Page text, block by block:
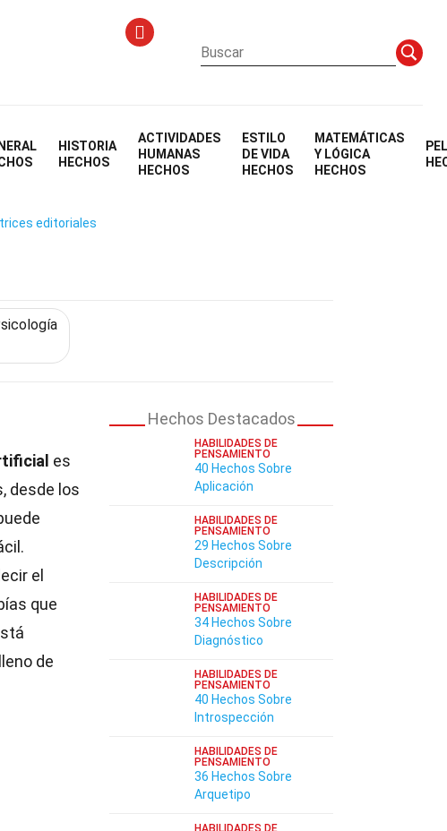
HISTORIA
HECHOS
ACTIVIDADES
HUMANAS
HECHOS
ESTILO
DE VIDA
HECHOS
MATEMÁTICAS
Y LÓGICA
HECHOS
editoriales
es
desde los
el
que
de
Hechos Destacados
HABILIDADES DE
PENSAMIENTO
40 Hechos Sobre
Aplicación
HABILIDADES DE
PENSAMIENTO
29 Hechos Sobre
Descripción
HABILIDADES DE
PENSAMIENTO
34 Hechos Sobre
Diagnóstico
HABILIDADES DE
PENSAMIENTO
40 Hechos Sobre
Introspección
HABILIDADES DE
PENSAMIENTO
36 Hechos Sobre
Arquetipo
HABILIDADES DE